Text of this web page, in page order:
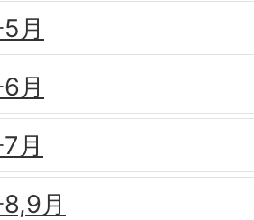
月
月
月
月